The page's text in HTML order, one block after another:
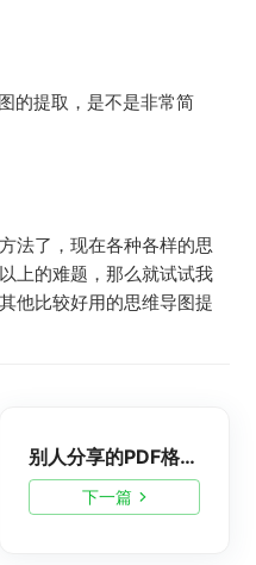
的提取，是不是非常简
法了，现在各种各样的思
上的难题，那么就试试我
他比较好用的思维导图提
下一篇
别人分享的PDF格式思维导图如何修改？PDF转换成思维导图怎么弄？